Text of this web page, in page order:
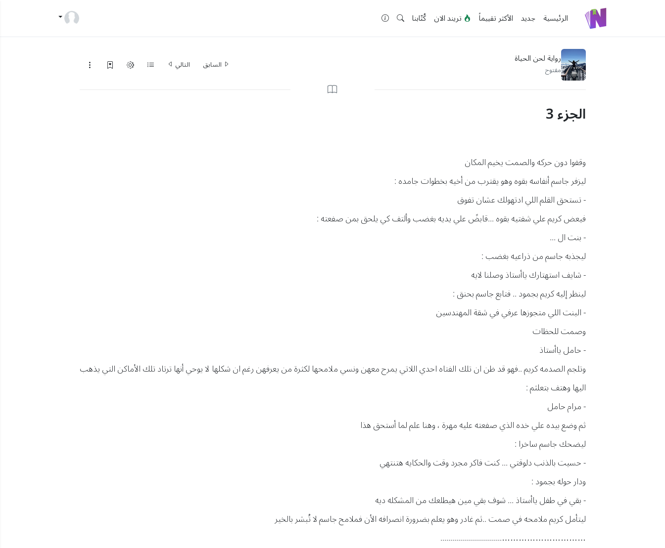
الرئيسية جديد الأكثر تقييماً تريند الان كُتّابنا
رواية لحن الحياة
مفتوح السابق التالي
الجزء 3
وقفوا دون حركه والصمت يخيم المكان
ليزفر جاسم أنفاسه بقوه وهو يقترب من أخيه بخطوات جامده :
- تستحق القلم اللي ادتهولك عشان تفوق
فيعض كريم علي شفتيه بقوه ...قابضً علي يديه بغضب وألتف كي يلحق بمن صفعته :
- بنت ال ...
ليجذبه جاسم من ذراعيه بغضب :
- شايف استهتارك ياأستاذ وصلنا لايه
لينظر إليه كريم بجمود .. فتابع جاسم بحنق :
- البنت اللي متجوزها عرفي في شقة المهندسين
وصمت للحظات
- حامل ياأستاذ
وتلجم الصدمه كريم ..فهو قد ظن ان تلك الفتاه احدي اللاتي يمرح معهن ونسي ملامحها لكثرة من يعرفهن رغم ان شكلها لا يوحي أنها ترتاد تلك الأماكن التي يذهب
اليها وهتف بتعلثم :
- مرام حامل
ثم وضع بيده علي خده الذي صفعته عليه مهرة ، وهنا علم لما أستحق هذا
ليضحك جاسم ساخرا :
- حسيت بالذنب دلوقتي ... كنت فاكر مجرد وقت والحكايه هتنتهي
ودار حوله بجمود :
- بقي في طفل ياأستاذ ... شوف بقي مين هيطلعك من المشكله ديه
ليتأمل كريم ملامحه في صمت ..ثم غادر وهو يعلم بضرورة انصرافه الأن فملامح جاسم لا تُبشر بالخير
…………………………...............................